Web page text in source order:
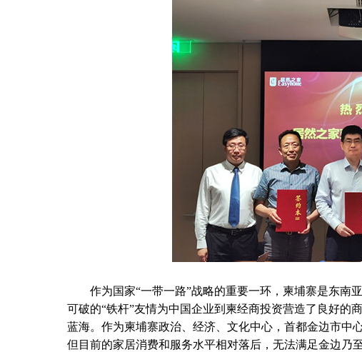
作为国家“一带一路”战略的重要一环，柬埔寨是东南
可破的“铁杆”友情为中国企业到柬经商投资营造了良好的
蓝海。作为柬埔寨政治、经济、文化中心，首都金边市中
但目前的家居消费和服务水平相对落后，无法满足金边乃